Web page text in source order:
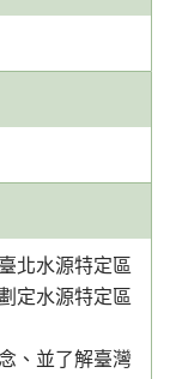
北水源特定區
定水源特定區
、並了解臺灣